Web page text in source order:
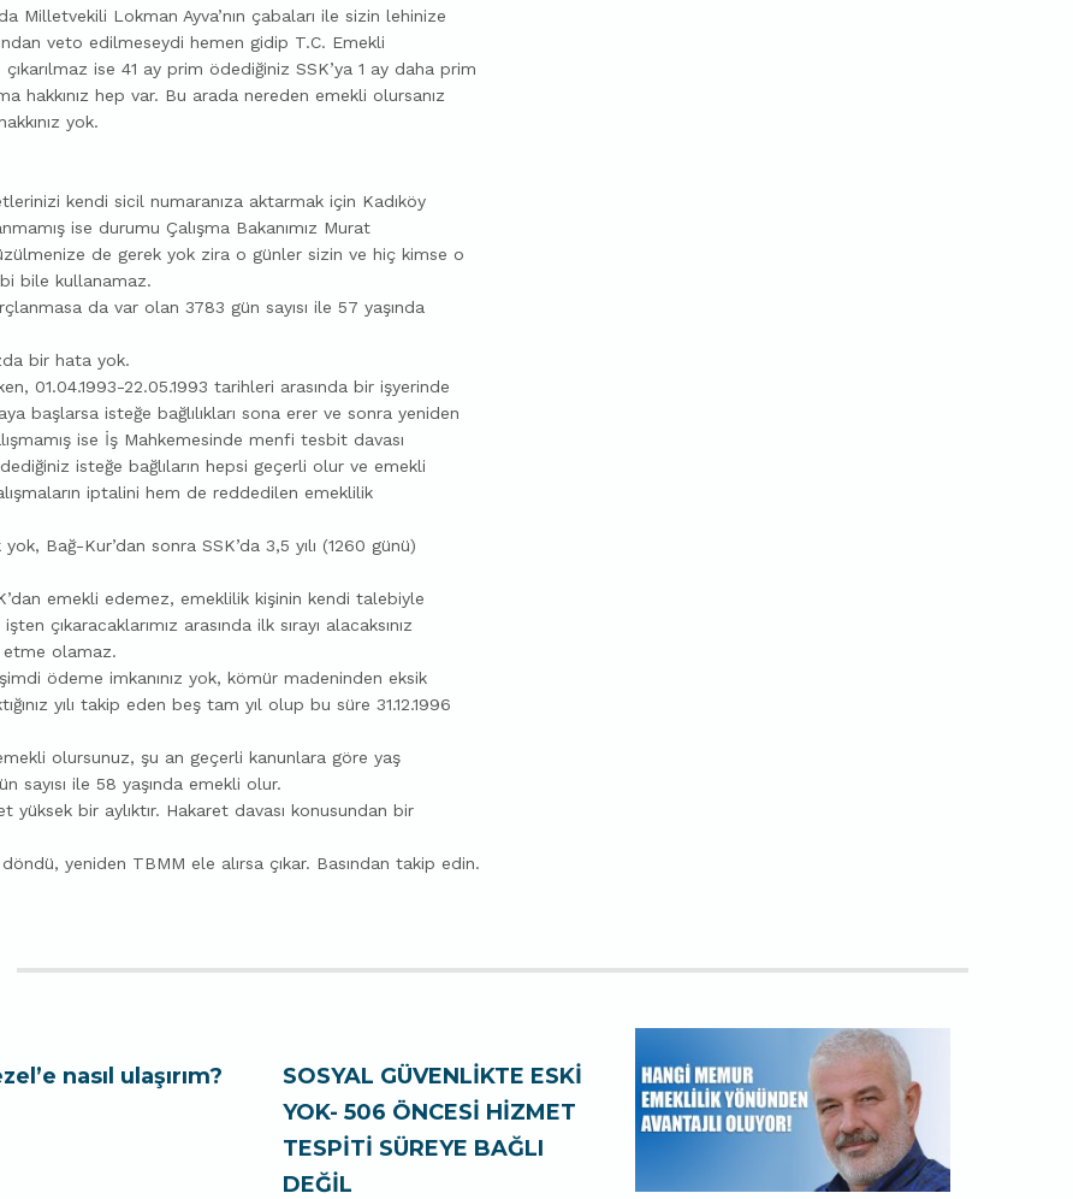
Milletvekili Lokman Ayva’nın çabaları ile sizin lehinize
veto edilmeseydi hemen gidip T.C. Emekli
ise 41 ay prim ödediğiniz SSK’ya 1 ay daha prim
hakkınız hep var. Bu arada nereden emekli olursanız
yok.
kendi sicil numaranıza aktarmak için Kadıköy
ise durumu Çalışma Bakanımız Murat
de gerek yok zira o günler sizin ve hiç kimse o
bile kullanamaz.
da var olan 3783 gün sayısı ile 57 yaşında
bir hata yok.
01.04.1993-22.05.1993 tarihleri arasında bir işyerinde
başlarsa isteğe bağlılıkları sona erer ve sonra yeniden
ise İş Mahkemesinde menfi tesbit davası
isteğe bağlıların hepsi geçerli olur ve emekli
iptalini hem de reddedilen emeklilik
Bağ-Kur’dan sonra SSK’da 3,5 yılı (1260 günü)
emekli edemez, emeklilik kişinin kendi talebiyle
çıkaracaklarımız arasında ilk sırayı alacaksınız
olamaz.
ödeme imkanınız yok, kömür madeninden eksik
yılı takip eden beş tam yıl olup bu süre 31.12.1996
olursunuz, şu an geçerli kanunlara göre yaş
ile 58 yaşında emekli olur.
yüksek bir aylıktır. Hakaret davası konusundan bir
yeniden TBMM ele alırsa çıkar. Basından takip edin.
nasıl ulaşırım?
SOSYAL GÜVENLİKTE ESKİ
YOK- 506 ÖNCESİ HİZMET
TESPİTİ SÜREYE BAĞLI
DEĞİL